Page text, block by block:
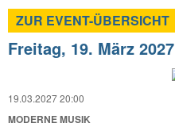
ZUR EVENT-ÜBERSICHT
Freitag, 19. März 2027
19.03.2027 20:00
MODERNE MUSIK